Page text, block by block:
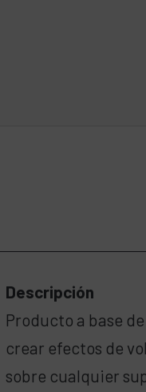
Descripción
Producto a base
crear efectos de
sobre cualquier